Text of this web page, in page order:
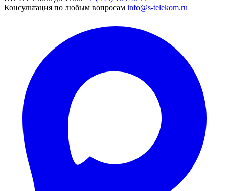
Консультация по любым вопросам info@s-telekom.ru